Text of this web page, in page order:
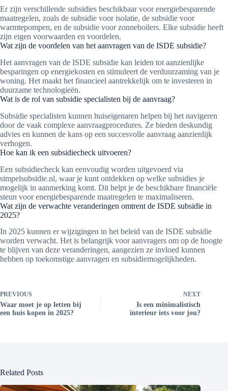
Er zijn verschillende subsidies beschikbaar voor energiebesparende
maatregelen, zoals de subsidie voor isolatie, de subsidie voor
warmtepompen, en de subsidie voor zonneboilers. Elke subsidie heeft
zijn eigen voorwaarden en voordelen.
Wat zijn de voordelen van het aanvragen van de ISDE subsidie?
Het aanvragen van de ISDE subsidie kan leiden tot aanzienlijke
besparingen op energiekosten en stimuleert de verduurzaming van je
woning. Het maakt het financieel aantrekkelijk om te investeren in
duurzame technologieën.
Wat is de rol van subsidie specialisten bij de aanvraag?
Subsidie specialisten kunnen huiseigenaren helpen bij het navigeren
door de vaak complexe aanvraagprocedures. Ze bieden deskundig
advies en kunnen de kans op een succesvolle aanvraag aanzienlijk
verhogen.
Hoe kan ik een subsidiecheck uitvoeren?
Een subsidiecheck kan eenvoudig worden uitgevoerd via
simpelsubsidie.nl, waar je kunt ontdekken op welke subsidies je
mogelijk in aanmerking komt. Dit helpt je de beschikbare financiële
steun voor energiebesparende maatregelen te maximaliseren.
Wat zijn de verwachte veranderingen omtrent de ISDE subsidie in
2025?
In 2025 kunnen er wijzigingen in het beleid van de ISDE subsidie
worden verwacht. Het is belangrijk voor aanvragers om op de hoogte
te blijven van deze veranderingen, aangezien ze invloed kunnen
hebben op toekomstige aanvragen en subsidiemogelijkheden.
PREVIOUS
Waar moet je op letten bij
een huis kopen in 2025?
NEXT
Is een minimalistisch
interieur iets voor jou?
Related Posts